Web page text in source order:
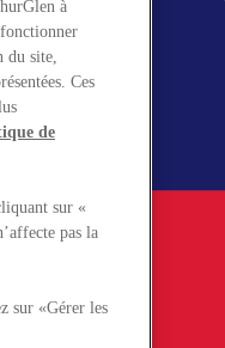
à
du site,
Ces
de
sur «
pas la
sur «Gérer les